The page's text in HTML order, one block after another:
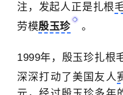
注，发起人正是扎根
劳模殷玉珍 。
1999年，殷玉珍扎根
深深打动了美国友人